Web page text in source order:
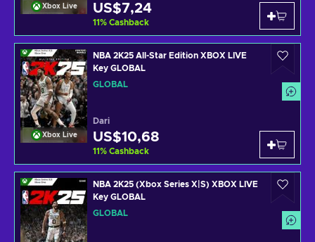
Xbox Live US$7,24
11% Cashback
Xbox Live
NBA 2K25 All-Star Edition XBOX LIVE
Key GLOBAL
GLOBAL
Dari
US$10,68
11% Cashback
NBA 2K25 (Xbox Series X|S) XBOX LIVE
Key GLOBAL
GLOBAL